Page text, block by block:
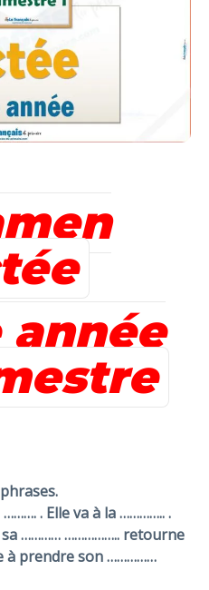
. Elle va à la ………….. .
………… …………….. retourne
à prendre son ……………